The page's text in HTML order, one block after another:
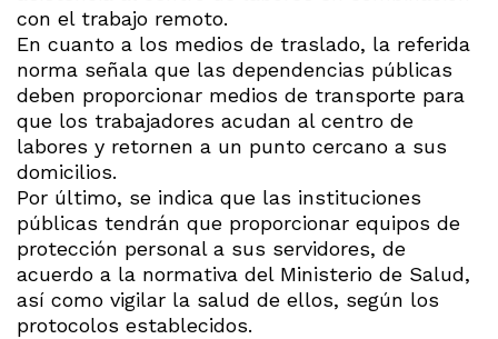
con el trabajo remoto.
En cuanto a los medios de traslado, la referida
norma señala que las dependencias públicas
deben proporcionar medios de transporte para
que los trabajadores acudan al centro de
labores y retornen a un punto cercano a sus
domicilios.
Por último, se indica que las instituciones
públicas tendrán que proporcionar equipos de
protección personal a sus servidores, de
acuerdo a la normativa del Ministerio de Salud,
así como vigilar la salud de ellos, según los
protocolos establecidos.